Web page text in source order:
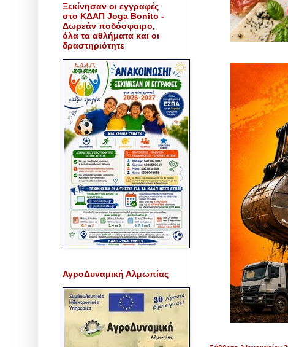
Ξεκίνησαν οι εγγραφές
στο ΚΔΑΠ Joga Bonito -
Δωρεάν ποδόσφαιρο,
όλα τα αθλήματα και οι
δραστηριότητε
ΑγροΔυναμική Αλμωπίας